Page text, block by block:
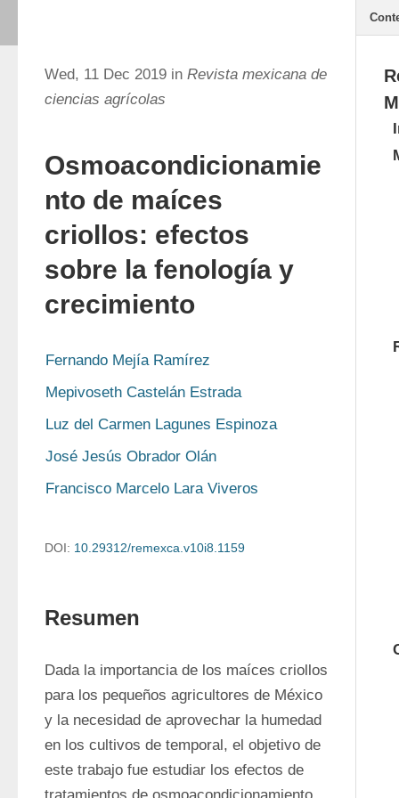
Wed, 11 Dec 2019 in Revista mexicana de
ciencias agrícolas
Osmoacondicionamie
nto de maíces
criollos: efectos
sobre la fenología y
crecimiento
Fernando Mejía Ramírez
Mepivoseth Castelán Estrada
Luz del Carmen Lagunes Espinoza
José Jesús Obrador Olán
Francisco Marcelo Lara Viveros
DOI: 10.29312/remexca.v10i8.1159
Resumen
Dada la importancia de los maíces criollos
para los pequeños agricultores de México
y la necesidad de aprovechar la humedad
en los cultivos de temporal, el objetivo de
este trabajo fue estudiar los efectos de